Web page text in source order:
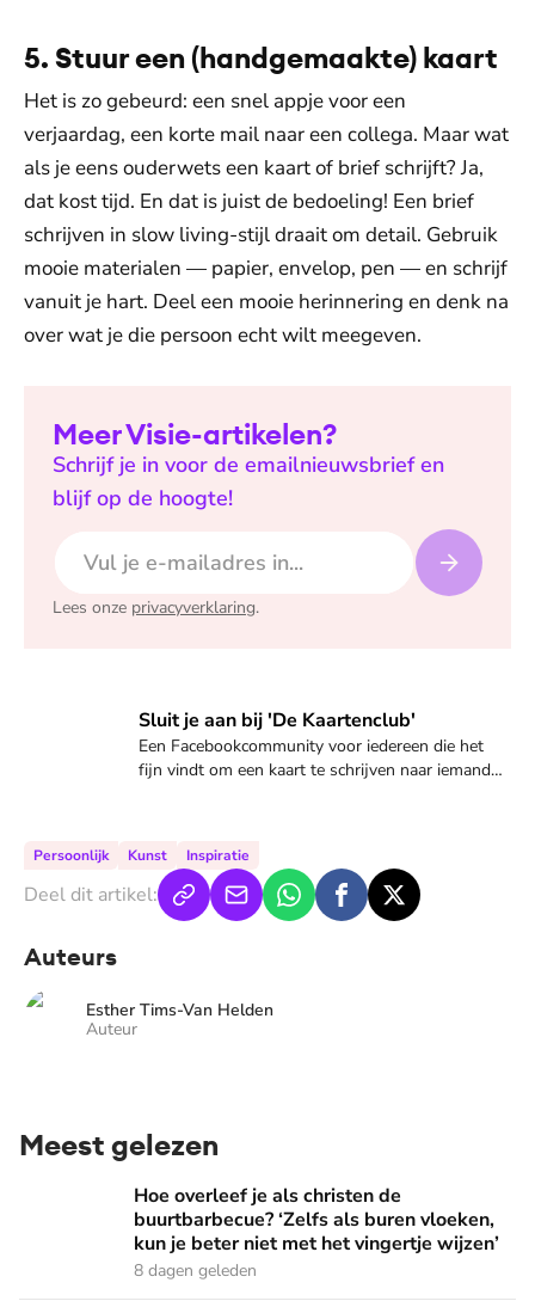
5. Stuur een (handgemaakte) kaart
Het is zo gebeurd: een snel appje voor een
verjaardag, een korte mail naar een collega. Maar wat
als je eens ouderwets een kaart of brief schrijft? Ja,
dat kost tijd. En dat is juist de bedoeling! Een brief
schrijven in slow living-stijl draait om detail. Gebruik
mooie materialen — papier, envelop, pen — en schrijf
vanuit je hart. Deel een mooie herinnering en denk na
over wat je die persoon echt wilt meegeven.
Meer Visie-artikelen?
Schrijf je in voor de emailnieuwsbrief en
blijf op de hoogte!
Lees onze privacyverklaring.
Sluit je aan bij 'De Kaartenclub'
Een Facebookcommunity voor iedereen die het
fijn vindt om een kaart te schrijven naar iemand
Neem een kijkje
Persoonlijk Kunst Inspiratie
Deel dit artikel:
Auteurs
Esther Tims-Van Helden
Auteur
Meest gelezen
Hoe overleef je als christen de buurtbarbecue? ‘Zelfs als
Hoe overleef je als christen de
buurtbarbecue? ‘Zelfs als buren vloeken,
kun je beter niet met het vingertje wijzen’
8 dagen geleden